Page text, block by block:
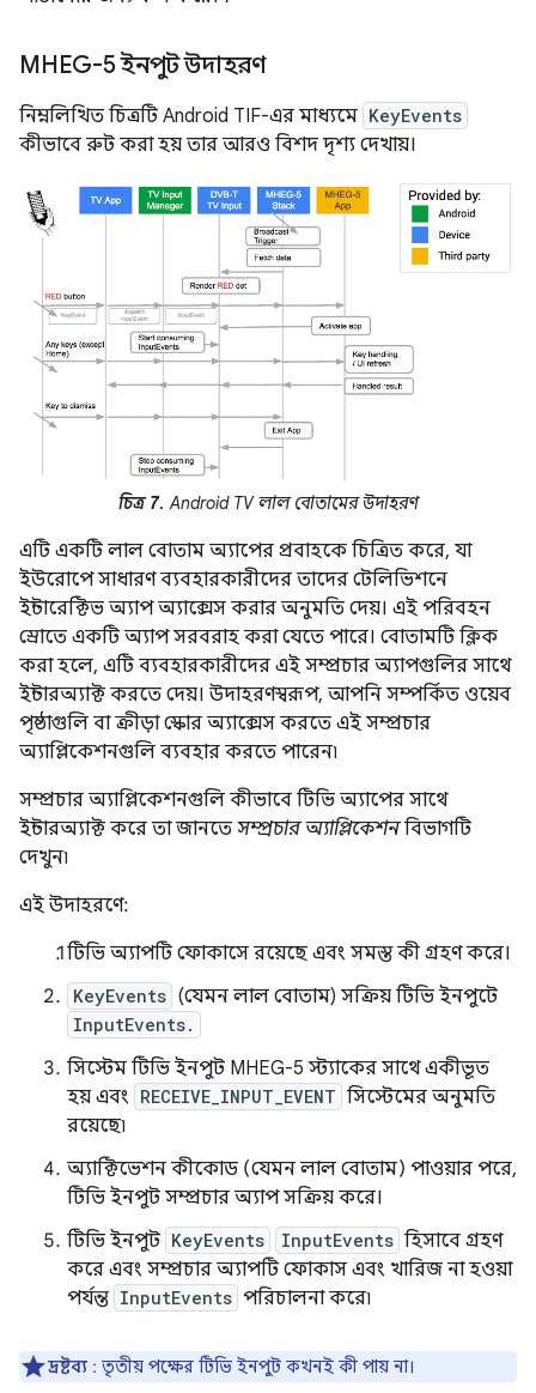
MHEG-5 ইনপুট উদাহরণ
নিম্নলিখিত চিত্রটি Android TIF-এর মাধ্যমে KeyEvents
কীভাবে রুট করা হয় তার আরও বিশদ দৃশ্য দেখায়।
চিত্র 7. Android TV লাল বোতামের উদাহরণ
এটি একটি লাল বোতাম অ্যাপের প্রবাহকে চিত্রিত করে, যা
ইউরোপে সাধারণ ব্যবহারকারীদের তাদের টেলিভিশনে
ইন্টারেক্টিভ অ্যাপ অ্যাক্সেস করার অনুমতি দেয়। এই পরিবহন
স্রোতে একটি অ্যাপ সরবরাহ করা যেতে পারে। বোতামটি ক্লিক
করা হলে, এটি ব্যবহারকারীদের এই সম্প্রচার অ্যাপগুলির সাথে
ইন্টারঅ্যাক্ট করতে দেয়। উদাহরণস্বরূপ, আপনি সম্পর্কিত ওয়েব
পৃষ্ঠাগুলি বা ক্রীড়া স্কোর অ্যাক্সেস করতে এই সম্প্রচার
অ্যাপ্লিকেশনগুলি ব্যবহার করতে পারেন৷
সম্প্রচার অ্যাপ্লিকেশনগুলি কীভাবে টিভি অ্যাপের সাথে
ইন্টারঅ্যাক্ট করে তা জানতে সম্প্রচার অ্যাপ্লিকেশনবিভাগটি
দেখুন৷
এই উদাহরণে:
টিভি অ্যাপটি ফোকাসে রয়েছে এবং সমস্ত কী গ্রহণ করে।
KeyEvents (যেমন লাল বোতাম) সক্রিয় টিভি ইনপুটে
InputEvents.
সিস্টেম টিভি ইনপুট MHEG-5 স্ট্যাকের সাথে একীভূত
হয় এবং RECEIVE_INPUT_EVENT সিস্টেমের অনুমতি
রয়েছে৷
অ্যাক্টিভেশন কীকোড (যেমন লাল বোতাম) পাওয়ার পরে,
টিভি ইনপুট সম্প্রচার অ্যাপ সক্রিয় করে।
টিভি ইনপুট KeyEvents InputEvents হিসাবে গ্রহণ
করে এবং সম্প্রচার অ্যাপটি ফোকাস এবং খারিজ না হওয়া
পর্যন্ত InputEvents পরিচালনা করে৷
দ্রষ্টব্য : তৃতীয় পক্ষের টিভি ইনপুট কখনই কী পায় না।